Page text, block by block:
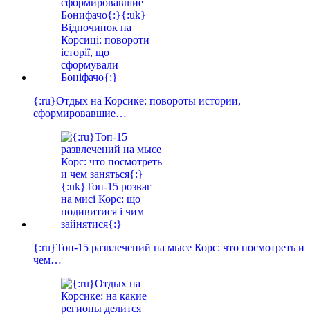
{:ru}Отдых на Корсике: повороты истории,
сформировавшие…
{:ru}Топ-15 развлечений на мысе Корс: что посмотреть и
чем…